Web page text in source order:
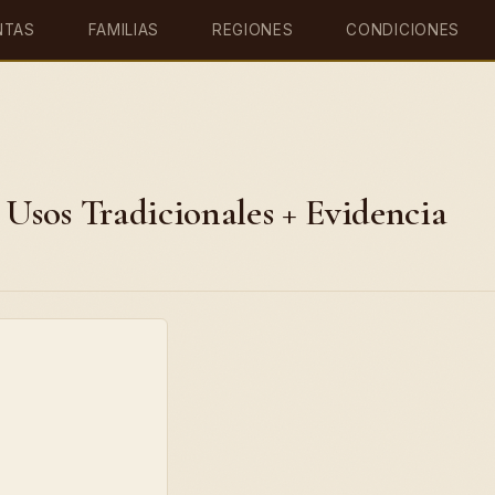
FAMILIAS REGIONES CONDICIONES
Tradicionales + Evidencia